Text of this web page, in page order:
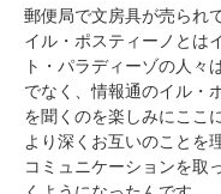
郵便局で文房具が売られ
イル・ポスティーノとは
ト・パラディーゾの人々
でなく、情報通のイル・
を聞くのを楽しみにここ
より深くお互いのことを
コミュニケーションを取